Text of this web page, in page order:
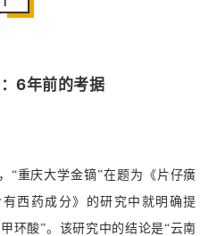
6年前的考据
“重庆大学金镝”在题为《片仔癀
西药成分》的研究中就明确提
环酸”。该研究中的结论是“云南